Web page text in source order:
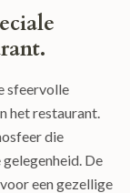
sfeervolle
het restaurant.
die
De
een gezellige